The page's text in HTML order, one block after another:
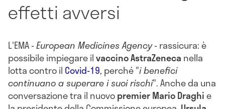
effetti avversi
L'EMA -European Medicines Agency- rassicura: è
possibileimpiegare ilvaccino AstraZeneca nella
lotta contro il Covid-19, perché "i benefici
continuano a superare i suoi rischi". Anche da una
conversazione tra il nuovopremierMario Draghie